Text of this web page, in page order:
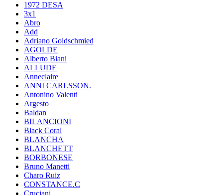
1972 DESA
3x1
Abro
Add
Adriano Goldschmied
AGOLDE
Alberto Biani
ALLUDE
Anneclaire
ANNI CARLSSON.
Antonino Valenti
Argesto
Baldan
BILANCIONI
Black Coral
BLANCHA
BLANCHETT
BORBONESE
Bruno Manetti
Charo Ruiz
CONSTANCE.C
Cruciani